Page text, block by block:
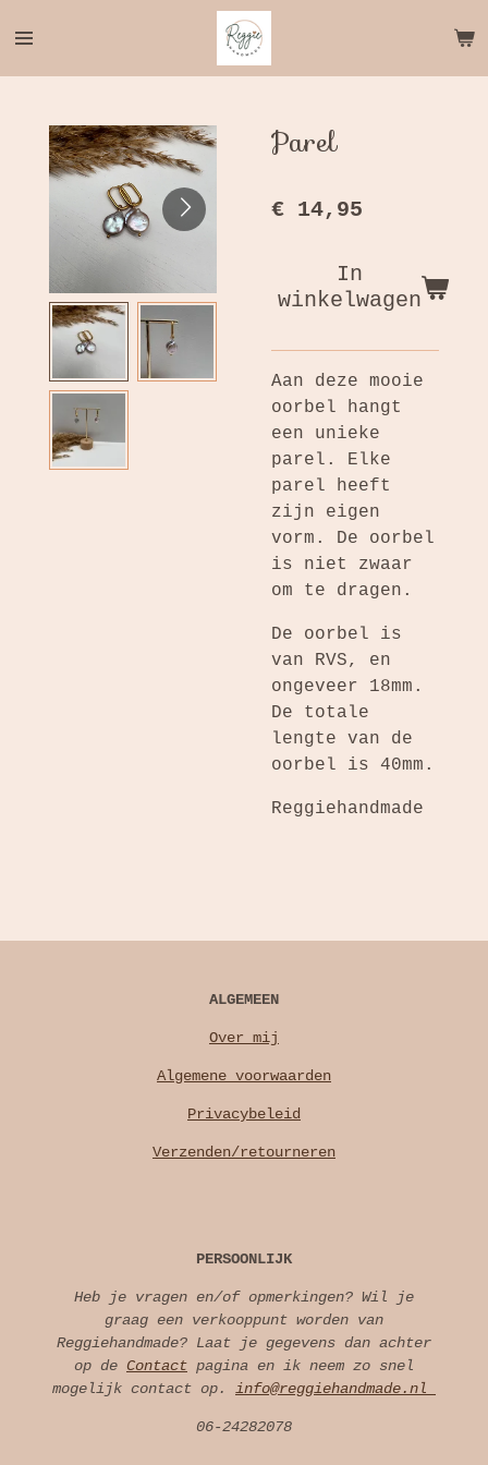
direct
naar
hoofdinhoud
Parel
€ 14,95
In
winkelwagen
Aan deze mooie
oorbel hangt
een unieke
parel. Elke
parel heeft
zijn eigen
vorm. De oorbel
is niet zwaar
om te dragen.
De oorbel is
van RVS, en
ongeveer 18mm.
De totale
lengte van de
oorbel is 40mm.
Reggiehandmade
ALGEMEEN
Over mij
Algemene voorwaarden
Privacybeleid
Verzenden/retourneren
PERSOONLIJK
Heb je vragen en/of opmerkingen? Wil je
graag een verkooppunt worden van
Reggiehandmade? Laat je gegevens dan achter
op de Contact pagina en ik neem zo snel
mogelijk contact op. info@reggiehandmade.nl
06-24282078